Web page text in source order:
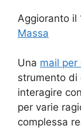
Aggioranto il
Massa
Una mail per
strumento di
interagire
per varie
complessa